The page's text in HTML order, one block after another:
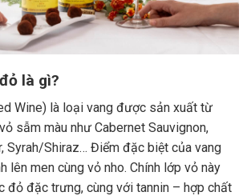
là gì?
Wine) là loại vang được sản xuất từ
sẫm màu như Cabernet Sauvignon,
Syrah/Shiraz… Điểm đặc biệt của vang
lên men cùng vỏ nho. Chính lớp vỏ này
đỏ đặc trưng, cùng với tannin – hợp chất